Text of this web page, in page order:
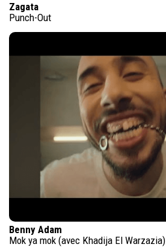
Zagata
Punch-Out
Benny Adam
Mok ya mok (avec Khadija El Warzazia)